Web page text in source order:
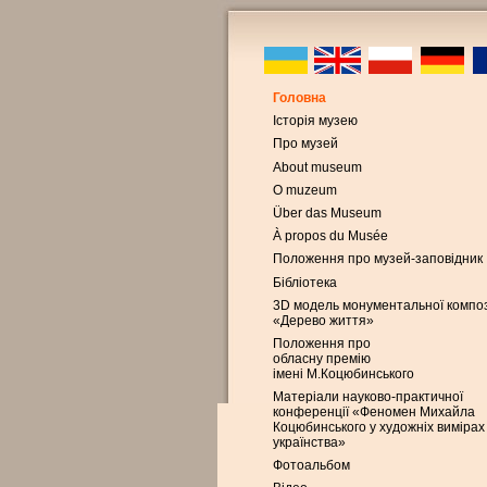
Головна
Історія музею
Про музей
About museum
O muzeum
Über das Museum
À propos du Musée
Положення про музей-заповідник
Бібліотека
3D модель монументальної
«Дерево життя»
Положення про
обласну премію
імені М.Коцюбинського
Матеріали науково-практичної
конференції «Феномен Михайла
Коцюбинського у художніх вимірах
українства»
Фотоальбом